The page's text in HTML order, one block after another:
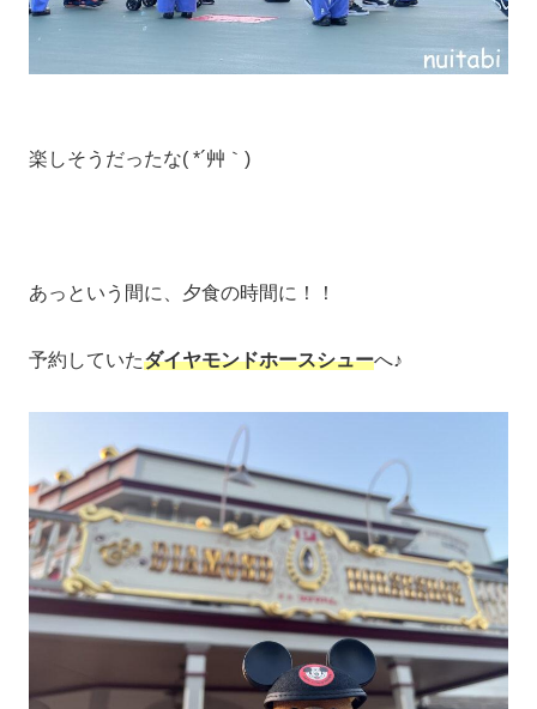
楽しそうだったな( *´艸｀)
あっという間に、夕食の時間に！！
予約していたダイヤモンドホースシューへ♪